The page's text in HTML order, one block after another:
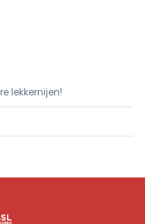
lekkernijen!